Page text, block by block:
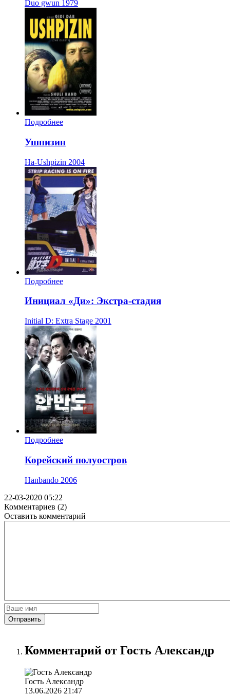
Duo gwun 1979
Подробнее
Ушпизин
Ha-Ushpizin 2004
Подробнее
Инициал «Ди»: Экстра-стадия
Initial D: Extra Stage 2001
Подробнее
Корейский полуостров
Hanbando 2006
22-03-2020 05:22
Комментариев (2)
Оставить комментарий
Отправить
Комментарий от Гость Александр
Гость Александр
13.06.2026 21:47